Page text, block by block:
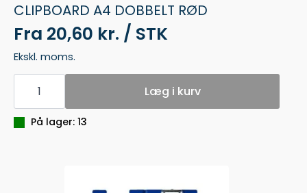
CLIPBOARD A4 DOBBELT RØD
Fra 20,60 kr. / STK
Ekskl. moms.
CLIPBOARD
DOBBELT
RØD
antal
Læg i kurv
På lager: 13